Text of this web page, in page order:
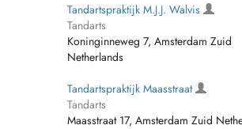
Tandartspraktijk M.J.J. Walvis
Tandarts
Koninginneweg 7, Amsterdam Zuid
Netherlands
Tandartspraktijk Maasstraat
Tandarts
Maasstraat 17, Amsterdam Zuid